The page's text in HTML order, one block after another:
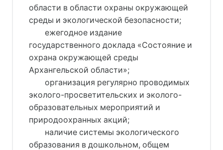
области в области охраны окружающей
среды и экологической безопасности;
ежегодное издание
государственного доклада «Состояние и
охрана окружающей среды
Архангельской области»;
организация регулярно проводимых
эколого-просветительских и эколого-
образовательных мероприятий и
природоохранных акций;
наличие системы экологического
образования в дошкольном, общем